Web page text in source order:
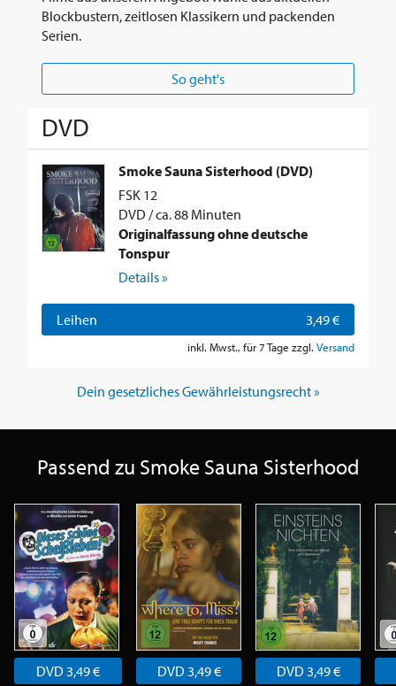
Blockbustern, zeitlosen Klassikern und packenden
Serien.
So geht's
DVD
Smoke Sauna Sisterhood (DVD)
FSK 12
DVD / ca. 88 Minuten
Originalfassung ohne deutsche
Tonspur
Details »
Leihen 3,49 €
inkl. Mwst., für 7 Tage zzgl. Versand
Dein gesetzliches Gewährleistungsrecht »
Passend zu Smoke Sauna Sisterhood
DVD 3,49 €
DVD 3,49 €
DVD 3,49 €